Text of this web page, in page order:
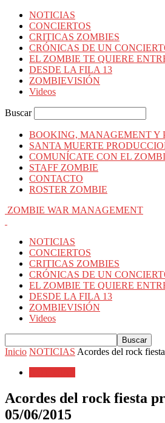
NOTICIAS
CONCIERTOS
CRITICAS ZOMBIES
CRÓNICAS DE UN
EL ZOMBIE TE QUIERE
DESDE LA FILA 13
ZOMBIEVISIÓN
Videos
Buscar
BOOKING, MANAGEMENT Y
SANTA MUERTE
COMUNÍCATE CON EL
STAFF ZOMBIE
CONTACTO
ROSTER ZOMBIE
ZOMBIE WAR MANAGEMENT
NOTICIAS
CONCIERTOS
CRITICAS ZOMBIES
CRÓNICAS DE UN
EL ZOMBIE TE QUIERE
DESDE LA FILA 13
ZOMBIEVISIÓN
Videos
Inicio NOTICIAS Acordes del rock
Acordes del rock fiesta
05/06/2015